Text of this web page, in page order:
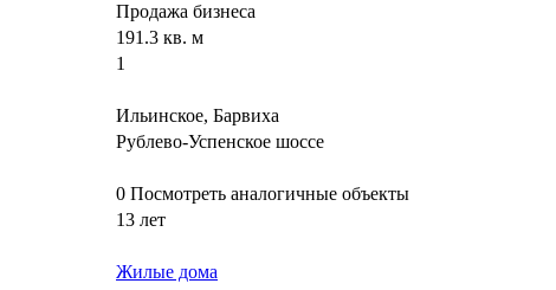
Продажа бизнеса
191.3 кв. м
1
Ильинское, Барвиха
Рублево-Успенское шоссе
0 Посмотреть аналогичные объекты
13 лет
Жилые дома